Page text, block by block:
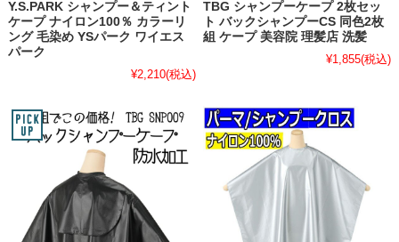
Y.S.PARK シャンプー＆ティント
ケープ ナイロン100％ カラーリ
ング 毛染め YSパーク ワイエス
パーク
¥2,210(税込)
TBG シャンプーケープ 2枚セッ
ト バックシャンプーCS 同色2枚
組 ケープ 美容院 理髪店 洗髪
¥1,855(税込)